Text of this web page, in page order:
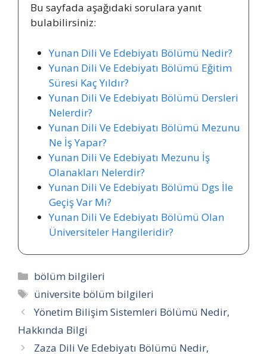
Bu sayfada aşağıdaki sorulara yanıt
bulabilirsiniz:
Yunan Dili Ve Edebiyatı Bölümü Nedir?
Yunan Dili Ve Edebiyatı Bölümü Eğitim
Süresi Kaç Yıldır?
Yunan Dili Ve Edebiyatı Bölümü Dersleri
Nelerdir?
Yunan Dili Ve Edebiyatı Bölümü Mezunu
Ne İş Yapar?
Yunan Dili Ve Edebiyatı Mezunu İş
Olanakları Nelerdir?
Yunan Dili Ve Edebiyatı Bölümü Dgs İle
Geçiş Var Mı?
Yunan Dili Ve Edebiyatı Bölümü Olan
Üniversiteler Hangileridir?
Kategoriler
bölüm bilgileri
Etiketler
üniversite bölüm bilgileri
Yönetim Bilişim Sistemleri Bölümü Nedir,
Hakkında Bilgi
Zaza Dili Ve Edebiyatı Bölümü Nedir,